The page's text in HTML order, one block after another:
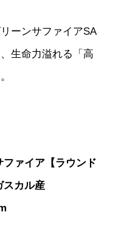
ーンサファイアSA
生命力溢れる「高
ァイア【ラウンド
スカル産